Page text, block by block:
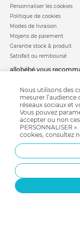
Personnaliser les cookies
Politique de cookies
Modes de livraison
Moyens de paiement
Garantie stock & produit
Satisfait ou remboursé
allobébé vous
Nos labels
Nos licences
Besoin d'aide ?
FAQ
Nous utilisons des
mesurer l’audience
réseaux sociaux et
Vous pouvez
accepter ou non
PERSONNALISER
cookies, consultez